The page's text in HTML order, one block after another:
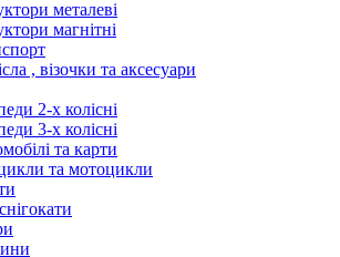
металеві
магнітні
, візочки та аксесуари
2-х колісні
3-х колісні
та карти
та мотоцикли